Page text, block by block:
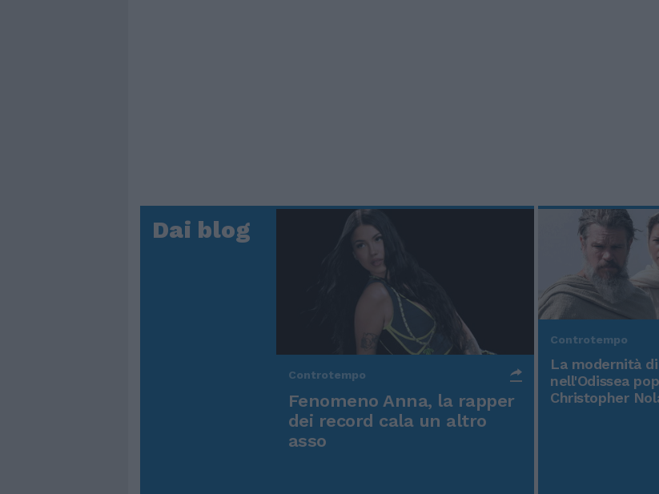
Dai blog
Controtempo
Fenomeno Anna, la rapper
dei record cala un altro
asso
Controtempo
La modernità
nell'Odissea
Christopher